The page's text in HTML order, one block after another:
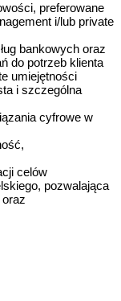
preferowane
i/lub private
bankowych oraz
do potrzeb klienta
umiejętności
i szczególna
cyfrowe w
celów
pozwalająca